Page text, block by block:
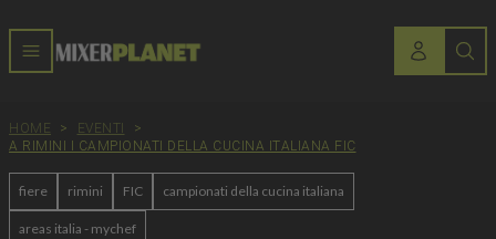
HOME > EVENTI
>
A RIMINI I CAMPIONATI DELLA CUCINA ITALIANA FIC
fiere rimini FIC campionati della cucina italiana
areas italia - mychef